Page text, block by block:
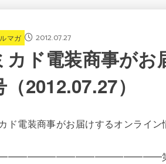
マガ 2012.07.27
カド電装商事が
（2012.07.27）
ド電装商事がお届けするオンライ
第9